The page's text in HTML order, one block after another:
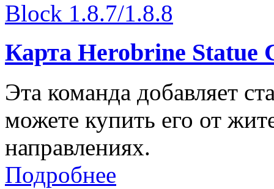
Карта Herobrine Statue
Эта команда добавляет
можете купить его от
направлениях.
Подробнее